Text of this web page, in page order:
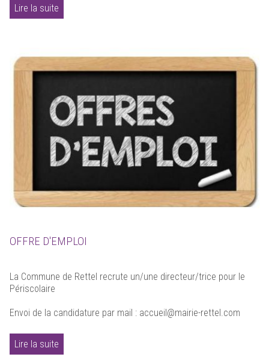
Lire la suite
OFFRE D'EMPLOI
La Commune de Rettel recrute un/une directeur/trice pour le
Périscolaire
Envoi de la candidature par mail : accueil@mairie-rettel.com
Lire la suite